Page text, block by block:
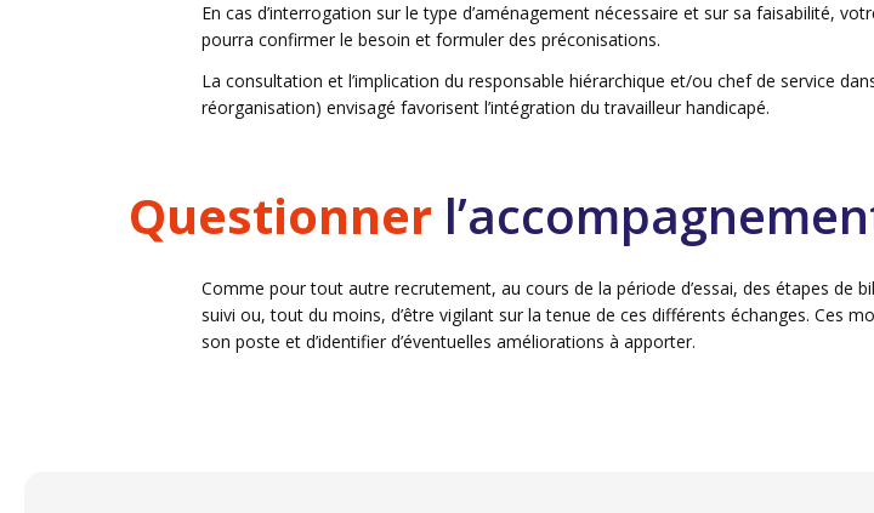
En cas d’interrogation sur le type d’aménagement nécessaire et sur sa faisabilité,
pourra confirmer le besoin et formuler des préconisations.
La consultation et l’implication du responsable hiérarchique et/ou chef de service
réorganisation) envisagé favorisent l’intégration du travailleur handicapé.
Questionner
Comme pour tout autre recrutement, au cours de la période d’essai, des étapes de
suivi ou, tout du moins, d’être vigilant sur la tenue de ces différents échanges. Ces
son poste et d’identifier d’éventuelles améliorations à apporter.